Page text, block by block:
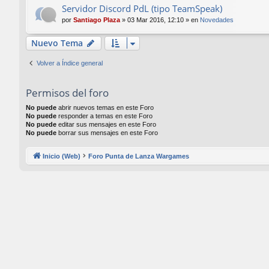
Servidor Discord PdL (tipo TeamSpeak)
por Santiago Plaza » 03 Mar 2016, 12:10 » en Novedades
Nuevo Tema
Volver a Índice general
Permisos del foro
No puede abrir nuevos temas en este Foro
No puede responder a temas en este Foro
No puede editar sus mensajes en este Foro
No puede borrar sus mensajes en este Foro
Inicio (Web) Foro Punta de Lanza Wargames